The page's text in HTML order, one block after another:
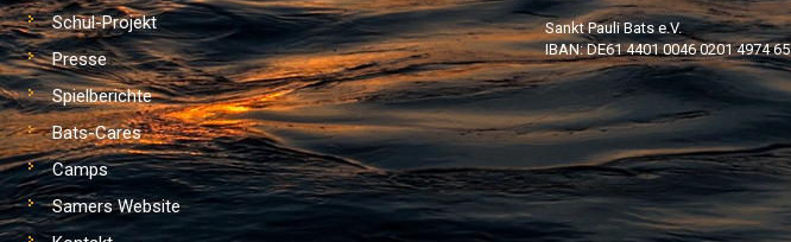
Schul-Projekt
Presse
Spielberichte
Bats-Cares
Camps
Samers Website
Sankt Pauli Bats e.V.
IBAN: DE61 4401 0046 0201 4974 65